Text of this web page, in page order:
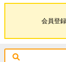
会員登